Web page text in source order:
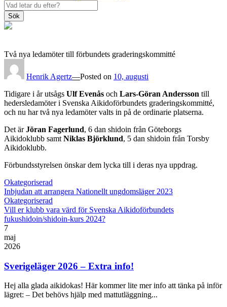
Sök
Två nya ledamöter till förbundets graderingskommitté
Henrik Agertz—Posted on 10, augusti
Tidigare i år utsågs Ulf Evenås och Lars-Göran Andersson till
hedersledamöter i Svenska Aikidoförbundets graderingskommitté,
och nu har två nya ledamöter valts in på de ordinarie platserna.
Det ärJöran Fagerlund, 6 dan shidoin från Göteborgs
Aikidoklubb samt Niklas Björklund, 5 dan shidoin från Torsby
Aikidoklubb.
Förbundsstyrelsen önskar dem lycka till i deras nya uppdrag.
Okategoriserad
Inbjudan att arrangera Nationellt ungdomsläger 2023
Okategoriserad
Vill er klubb vara värd för Svenska Aikidoförbundets
fukushidoin/shidoin-kurs 2024?
7
maj
2026
Sverigeläger 2026 – Extra info!
Hej alla glada aikidokas! Här kommer lite mer info att tänka på inför
lägret: – Det behövs hjälp med mattutläggning...